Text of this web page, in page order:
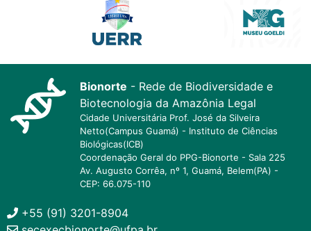
Bionorte - Rede de Biodiversidade e
Biotecnologia da Amazônia Legal
Cidade Universitária Prof. José da Silveira
Netto(Campus Guamá) - Instituto de Ciências
Biológicas(ICB)
Coordenação Geral do PPG-Bionorte - Sala 225
Av. Augusto Corrêa, nº 1, Guamá, Belem(PA) -
CEP: 66.075-110
+55 (91) 3201-8904